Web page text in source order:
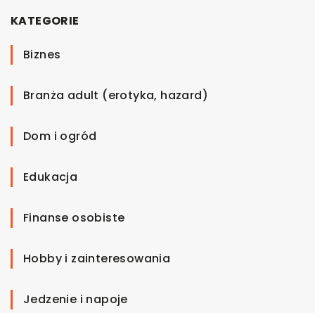
KATEGORIE
Biznes
Branża adult (erotyka, hazard)
Dom i ogród
Edukacja
Finanse osobiste
Hobby i zainteresowania
Jedzenie i napoje